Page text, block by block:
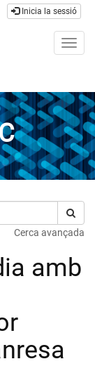
Inicia la sessió
Cerca avançada
amb